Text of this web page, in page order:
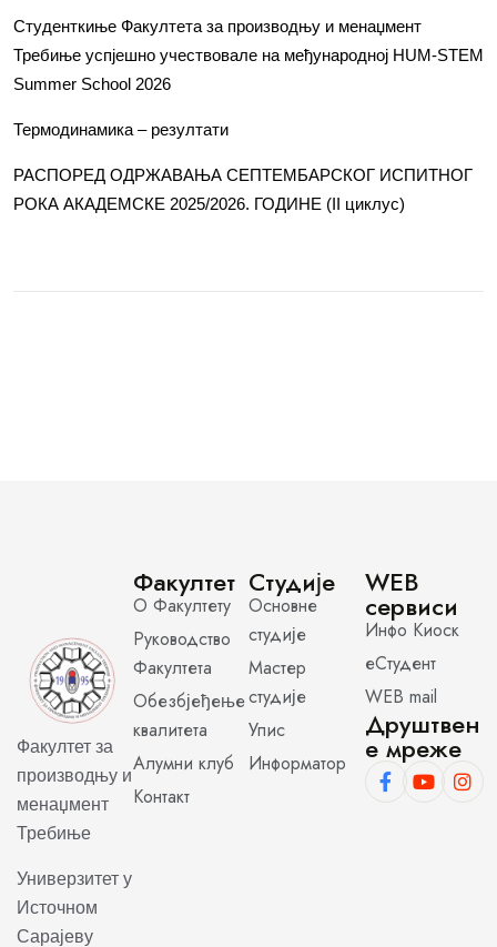
Студенткиње Факултета за производњу и менаџмент
Требиње успјешно учествовале на међународној HUM-STEM
Summer School 2026
Термодинамика – резултати
РАСПОРЕД ОДРЖАВАЊА СЕПТЕМБАРСКОГ ИСПИТНОГ
РОКА АКАДЕМСКЕ 2025/2026. ГОДИНЕ (II циклус)
Факултет за
производњу и
менаџмент
Требиње
Универзитет у
Источном
Сарајеву
Факултет
О Факултету
Руководство
Факултета
Обезбјеђење
квалитета
Алумни клуб
Контакт
Студије
Основне
студије
Мастер
студије
Упис
Информатор
WEB
сервиси
Инфо Киоск
еСтудент
WEB mail
Друштвен
е мреже